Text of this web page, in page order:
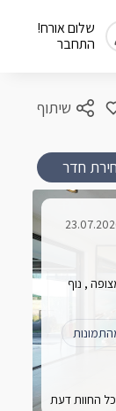
שלום אורח!
התחבר
שיתוף
חדר
המצופה , נוף
החוות דעת